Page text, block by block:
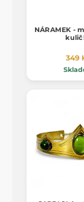
NÁRAMEK -
349